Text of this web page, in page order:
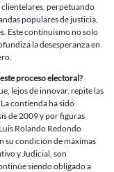
clientelares, perpetuando
populares de justicia,
Este continuismo no solo
la desesperanza en
proceso electoral?
lejos de innovar, repite las
contienda ha sido
de 2009 y por figuras
Rolando Redondo
su condición de máximas
y Judicial, son
siendo obligado a